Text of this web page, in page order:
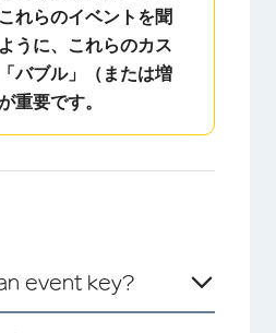
れらのイベントを聞
うに、これらのカス
バブル」（または増
重要です。
event key?